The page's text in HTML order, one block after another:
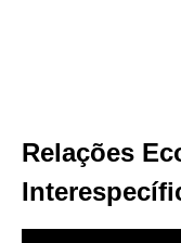
Relações